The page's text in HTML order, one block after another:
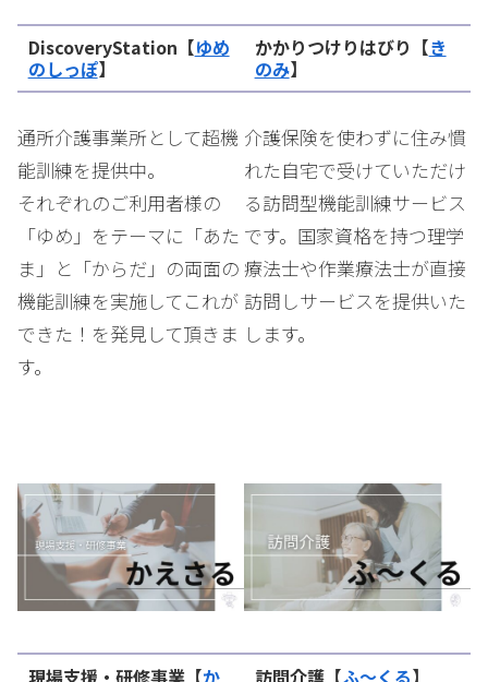
DiscoveryStation【ゆめ
のしっぽ】
通所介護事業所として超機
能訓練を提供中。
それぞれのご利用者様の
「ゆめ」をテーマに「あた
ま」と「からだ」の両面の
機能訓練を実施してこれが
できた！を発見して頂きま
す。
かかりつけりはびり【き
のみ】
介護保険を使わずに住み慣
れた自宅で受けていただけ
る訪問型機能訓練サービス
です。国家資格を持つ理学
療法士や作業療法士が直接
訪問しサービスを提供いた
します。
現場支援・研修事業【か
訪問介護【ふ〜くる】